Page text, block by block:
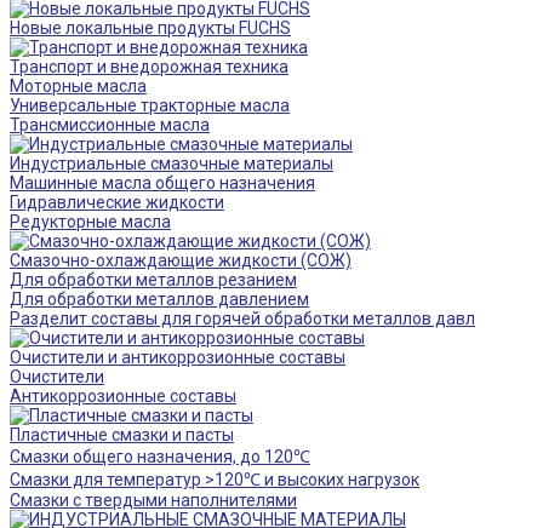
Новые локальные продукты FUCHS
Транспорт и внедорожная техника
Моторные масла
Универсальные тракторные масла
Трансмиссионные масла
Индустриальные смазочные материалы
Машинные масла общего назначения
Гидравлические жидкости
Редукторные масла
Смазочно-охлаждающие жидкости (СОЖ)
Для обработки металлов резанием
Для обработки металлов давлением
Разделит составы для горячей обработки металлов давл
Очистители и антикоррозионные составы
Очистители
Антикоррозионные составы
Пластичные смазки и пасты
Смазки общего назначения, до 120℃
Смазки для температур >120℃ и высоких нагрузок
Смазки с твердыми наполнителями